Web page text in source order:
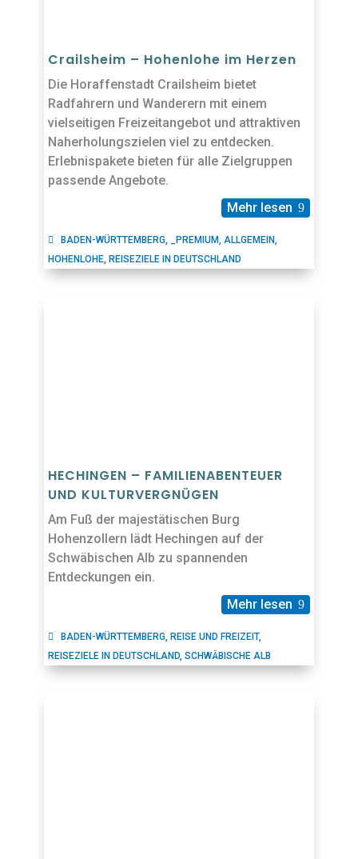
Crailsheim – Hohenlohe im Herzen
Die Horaffenstadt Crailsheim bietet
Radfahrern und Wanderern mit einem
vielseitigen Freizeitangebot und attraktiven
Naherholungszielen viel zu entdecken.
Erlebnispakete bieten für alle Zielgruppen
passende Angebote.
Mehr lesen
BADEN-WÜRTTEMBERG, _PREMIUM, ALLGEMEIN,
HOHENLOHE, REISEZIELE IN DEUTSCHLAND
HECHINGEN – FAMILIENABENTEUER
UND KULTURVERGNÜGEN
Am Fuß der majestätischen Burg
Hohenzollern lädt Hechingen auf der
Schwäbischen Alb zu spannenden
Entdeckungen ein.
Mehr lesen
BADEN-WÜRTTEMBERG, REISE UND FREIZEIT,
REISEZIELE IN DEUTSCHLAND, SCHWÄBISCHE ALB